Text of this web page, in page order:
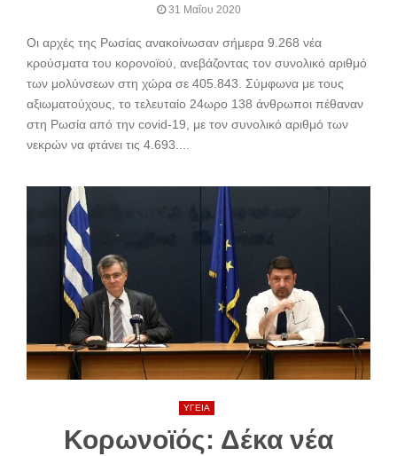
31 Μαΐου 2020
Οι αρχές της Ρωσίας ανακοίνωσαν σήμερα 9.268 νέα
κρούσματα του κορονοϊού, ανεβάζοντας τον συνολικό αριθμό
των μολύνσεων στη χώρα σε 405.843. Σύμφωνα με τους
αξιωματούχους, το τελευταίο 24ωρο 138 άνθρωποι πέθαναν
στη Ρωσία από την covid-19, με τον συνολικό αριθμό των
νεκρών να φτάνει τις 4.693....
ΥΓΕΙΑ
Κορωνοϊός: Δέκα νέα